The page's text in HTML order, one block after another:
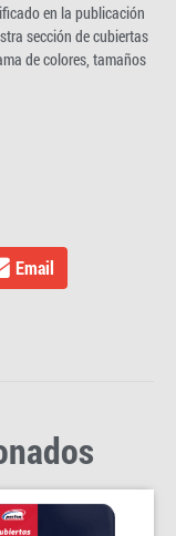
en la publicación
sección de cubiertas
de colores, tamaños
Email